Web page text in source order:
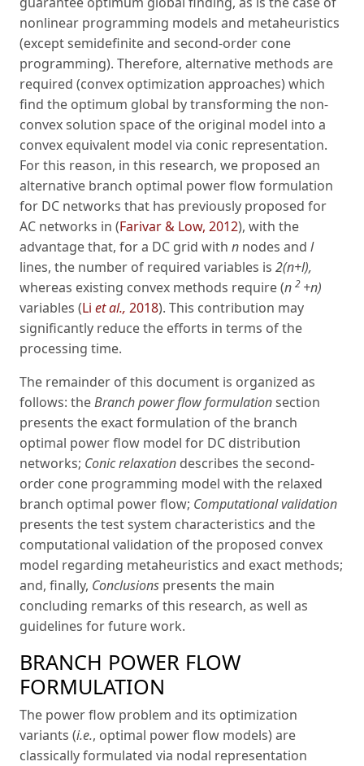
nonlinear programming models and metaheuristics
(except semidefinite and second-order cone
programming). Therefore, alternative methods are
required (convex optimization approaches) which
find the optimum global by transforming the non-
convex solution space of the original model into a
convex equivalent model via conic representation.
For this reason, in this research, we proposed an
alternative branch optimal power flow formulation
for DC networks that has previously proposed for
AC networks in (Farivar & Low, 2012), with the
advantage that, for a DC grid with n nodes and l
lines, the number of required variables is 2(n+l),
whereas existing convex methods require (n 2 +n)
variables (Li et al., 2018). This contribution may
significantly reduce the efforts in terms of the
processing time.
The remainder of this document is organized as
follows: theBranch power flow formulationsection
presents the exact formulation of the branch
optimal power flow model for DC distribution
networks; Conic relaxation describes the second-
order cone programming model with the relaxed
branch optimal power flow; Computational validation
presents the test system characteristics and the
computational validation of the proposed convex
model regarding metaheuristics and exact methods;
and, finally, Conclusions presents the main
concluding remarks of this research, as well as
guidelines for future work.
BRANCH POWER FLOW
FORMULATION
The power flow problem and its optimization
variants (i.e., optimal power flow models) are
classically formulated via nodal representation